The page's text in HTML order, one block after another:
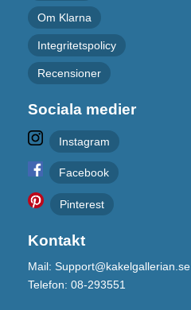
Om Klarna
Integritetspolicy
Recensioner
Sociala medier
Instagram
Facebook
Pinterest
Kontakt
Mail: Support@kakelgallerian.se
Telefon: 08-293551